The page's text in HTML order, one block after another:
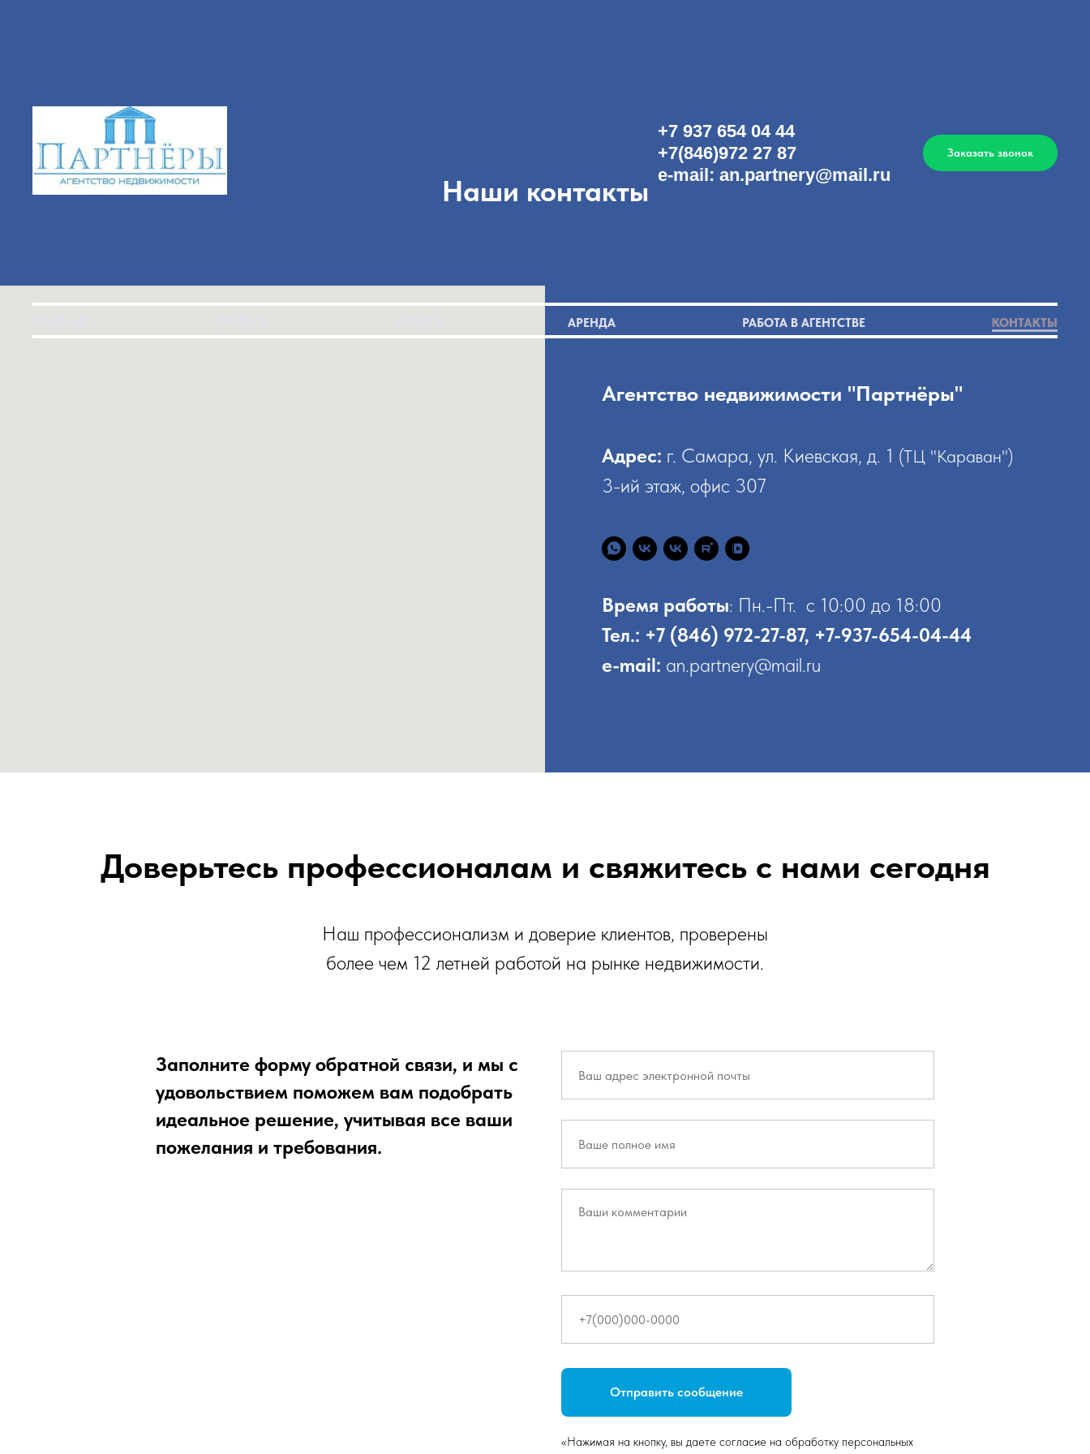
+7 937 654 04 44
+7(846)972 27 87
e-mail: an.partnery@mail.ru
Заказать звонок
АРЕНДА РАБОТА В АГЕНТСТВЕ КОНТАКТЫ
Наши контакты
⁠Агентство недвижимости "Партнёры"
Адрес: г. Самара, ул. Киевская, д. 1 (ТЦ "Караван")
3-ий этаж, офис 307
⁠Время работы: Пн.-Пт. с 10:00 до 18:00
Тел.: +7 (846) 972-27-87, +7-937-654-04-44
e-mail: an.partnery@mail.ru
Доверьтесь профессионалам и свяжитесь с нами сегодня
Наш профессионализм и доверие клиентов, проверены
более чем 12 летней работой на рынке недвижимости.
Заполните форму обратной связи, и мы с
удовольствием поможем вам подобрать
идеальное решение, учитывая все ваши
пожелания и требования.
Отправить сообщение
«Нажимая на кнопку, вы даете согласие на обработку персональных